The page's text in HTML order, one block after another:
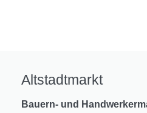
Altstadtmarkt
Bauern- und